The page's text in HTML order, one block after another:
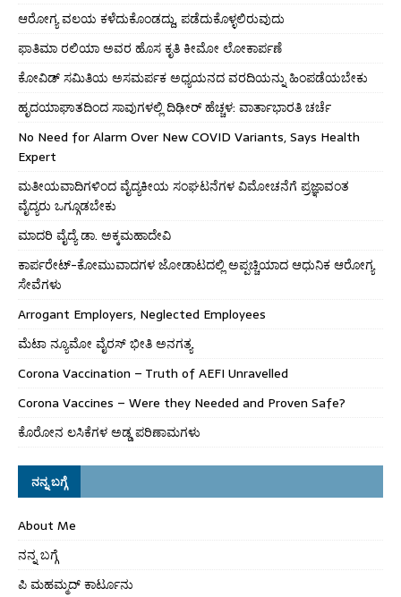
ಆರೋಗ್ಯ ವಲಯ ಕಳೆದುಕೊಂಡದ್ದು, ಪಡೆದುಕೊಳ್ಳಲಿರುವುದು
ಫಾತಿಮಾ ರಲಿಯಾ ಅವರ ಹೊಸ ಕೃತಿ ಕೀಮೋ ಲೋಕಾರ್ಪಣೆ
ಕೋವಿಡ್ ಸಮಿತಿಯ ಅಸಮರ್ಪಕ ಅಧ್ಯಯನದ ವರದಿಯನ್ನು ಹಿಂಪಡೆಯಬೇಕು
ಹೃದಯಾಘಾತದಿಂದ ಸಾವುಗಳಲ್ಲಿ ದಿಢೀರ್ ಹೆಚ್ಚಳ: ವಾರ್ತಾಭಾರತಿ ಚರ್ಚೆ
No Need for Alarm Over New COVID Variants, Says Health
Expert
ಮತೀಯವಾದಿಗಳಿಂದ ವೈದ್ಯಕೀಯ ಸಂಘಟನೆಗಳ ವಿಮೋಚನೆಗೆ ಪ್ರಜ್ಞಾವಂತ
ವೈದ್ಯರು ಒಗ್ಗೂಡಬೇಕು
ಮಾದರಿ ವೈದ್ಯೆ ಡಾ. ಅಕ್ಕಮಹಾದೇವಿ
ಕಾರ್ಪರೇಟ್-ಕೋಮುವಾದಗಳ ಜೋಡಾಟದಲ್ಲಿ ಅಪ್ಪಚ್ಚಿಯಾದ ಆಧುನಿಕ ಆರೋಗ್ಯ
ಸೇವೆಗಳು
Arrogant Employers, Neglected Employees
ಮೆಟಾ ನ್ಯೂಮೋ ವೈರಸ್ ಭೀತಿ ಅನಗತ್ಯ
Corona Vaccination – Truth of AEFI Unravelled
Corona Vaccines – Were they Needed and Proven Safe?
ಕೊರೋನ ಲಸಿಕೆಗಳ ಅಡ್ಡ ಪರಿಣಾಮಗಳು
ನನ್ನ ಬಗ್ಗೆ
About Me
ನನ್ನ ಬಗ್ಗೆ
ಪಿ ಮಹಮ್ಮದ್ ಕಾರ್ಟೂನು